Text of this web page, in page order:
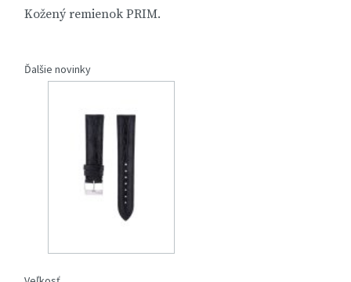
Kožený remienok PRIM.
Ďalšie novinky